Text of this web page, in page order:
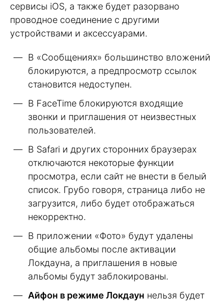
сервисы iOS, а также будет разорвано
проводное соединение с другими
устройствами и аксессуарами.
В «Сообщениях» большинство вложений
блокируются, а предпросмотр ссылок
становится недоступен.
В FaceTime блокируются входящие
звонки и приглашения от неизвестных
пользователей.
В Safari и других сторонних браузерах
отключаются некоторые функции
просмотра, если сайт не внести в белый
список. Грубо говоря, страница либо не
загрузится, либо будет отображаться
некорректно.
В приложении «Фото» будут удалены
общие альбомы после активации
Локдауна, а приглашения в новые
альбомы будут заблокированы.
Айфон в режиме Локдаун нельзя будет